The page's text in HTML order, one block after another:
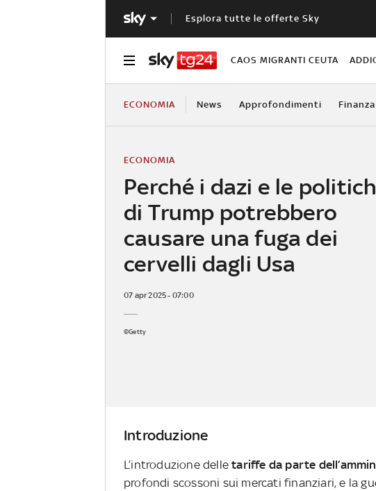
Esplora tutte le offerte Sky
CAOS MIGRANTI CEUTA
ECONOMIA News Approfondimenti
Perché i dazi e le
di Trump potrebbero
causare una fuga dei
cervelli dagli Usa
ECONOMIA
07 apr 2025 - 07:00
©Getty
Introduzione
L’introduzione delletariffe da parte
profondi scossoni sui mercati finanziari, e la